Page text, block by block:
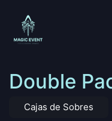
Double
Cajas de Sobres